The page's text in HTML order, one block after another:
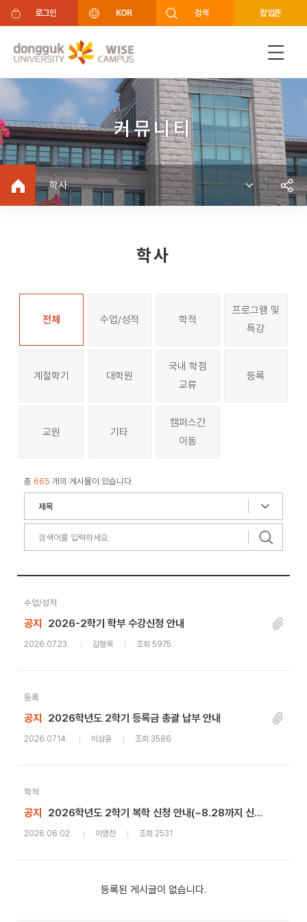
주메뉴 바로가기
푸터 바로가기
로그인 KOR 검색 팝업존
커뮤니티
학사
학사
전체 수업/성적 학적
프로그램 및
특강
계절학기 대학원
국내 학점
교류
등록
교원 기타
캠퍼스간
이동
총 665 개의 게시물이 있습니다.
수업/성적
공지 2026-2학기 학부 수강신청 안내
2026.07.23. 김형욱 조회 5975
등록
공지 2026학년도 2학기 등록금 총괄 납부 안내
2026.07.14. 이상윤 조회 3586
학적
공지 2026학년도 2학기 복학 신청 안내(~8.28까지 신청기간 연장)
2026.06.02. 이영찬 조회 2531
등록된 게시글이 없습니다.